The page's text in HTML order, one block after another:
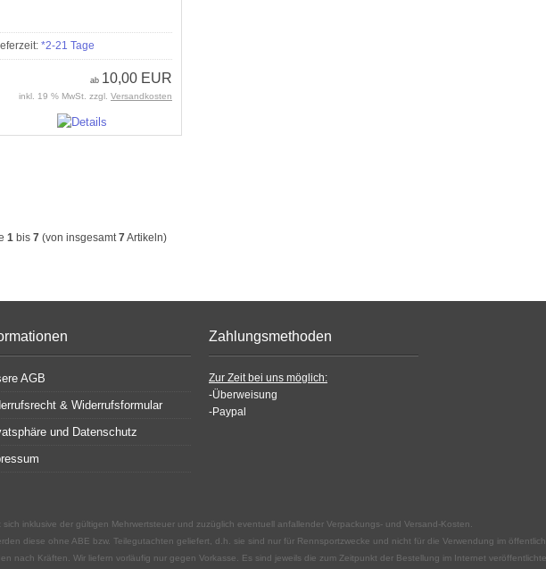
*2-21 Tage
ab 10,00 EUR
inkl. 19 % MwSt. zzgl. Versandkosten
1 bis 7 (von insgesamt7Artikeln)
AGB
& Widerrufsformular
und Datenschutz
Zahlungsmethoden
Zur Zeit bei uns möglich:
-Überweisung
-Paypal
sich inklusive der gültigen Mehrwertsteuer und zuzüglich eventuell anfallender Verpackungs- und Versand-Kosten.
diese ohne ABE bzw. Teilegutachten geliefert, d.h. sie sind nur für Rennsportzwecke und nicht für die Verwendung im
nach Kräften. Wir liefern vorläufig nur gegen Vorkasse. Es sind jeweils die zum Zeitpunkt der Bestellung im Internet